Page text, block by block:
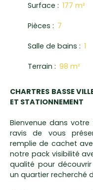
Surface : 177 m²
Pièces : 7
Salle de bains : 1
Terrain : 98 m²
CHARTRES BASSE
ET STATIONNEMENT
Bienvenue dans
ravis de vous
remplie de cachet
notre pack visibilité
qualité pour
un quartier recherché